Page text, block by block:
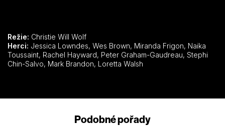
Režie: Christie Will Wolf
Herci:
Toussaint, Rachel Hayward, Peter Graham-Gaudreau, Stephi
Chin-Salvo, Mark Brandon, Loretta Walsh
Podobné pořady